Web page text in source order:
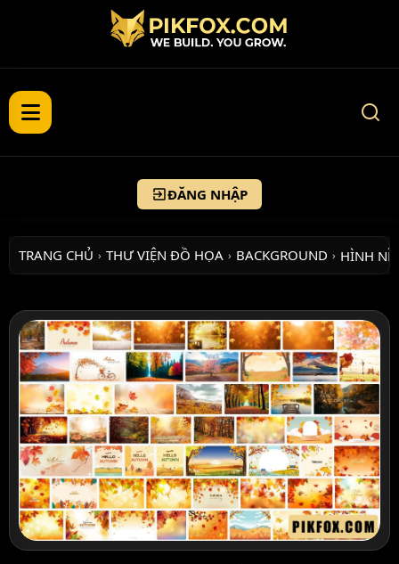
ĐĂNG NHẬP
TRANG CHỦ › THƯ VIỆN ĐỒ HỌA › BACKGROUND › HÌNH